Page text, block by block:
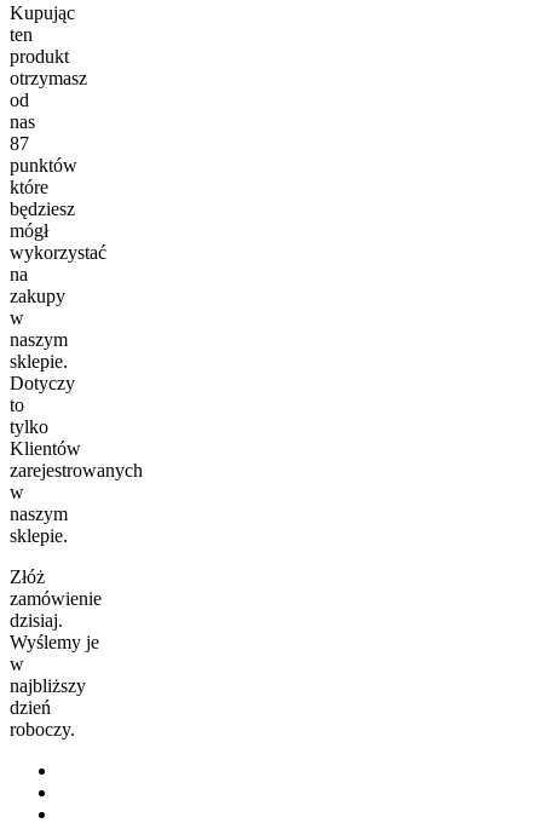
Kupując
ten
produkt
otrzymasz
od
nas
87
punktów
które
będziesz
mógł
wykorzystać
na
zakupy
w
naszym
sklepie.
Dotyczy
to
tylko
Klientów
zarejestrowanych
w
naszym
sklepie.
Złóż
zamówienie
dzisiaj.
Wyślemy je
w
najbliższy
dzień
roboczy.